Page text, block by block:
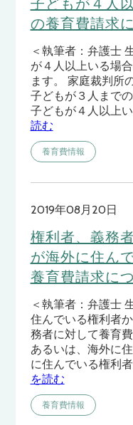
子どもが４人
の養育費請求
＜執筆者：弁護士
が４人以上いる場
ます。 家庭裁判所
子どもが３人まで
子どもが４人以上
読む
養育費情報
2019年08月20日
権利者、義務
が海外に住ん
養育費請求に
＜執筆者：弁護士
住んでいる権利者
務者に対して養育
あるいは、海外に
に住んでいる権利
を読む
養育費情報